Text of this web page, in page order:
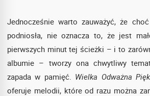
Jednocześnie warto zauważyć, że
podniosła, nie oznacza to, że jest
pierwszych minut tej ścieżki – i to
albumie – tworzy ona chwytliwy
zapada w pamięć. Wielka Odważna
oferuje melodii, które od razu można